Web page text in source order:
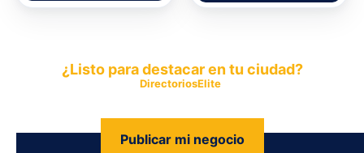
¿Listo para destacar en tu ciudad?
DirectoriosElite
Publicar mi negocio